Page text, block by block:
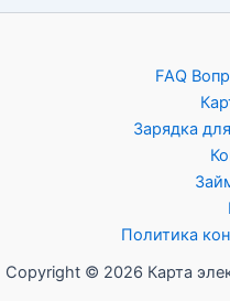
FAQ
Зарядка
Политика
Copyright © 2026 Карта